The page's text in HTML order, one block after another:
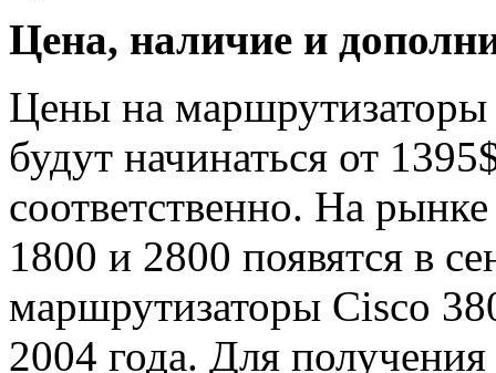
Цена, наличие и
Цены на
будут начинаться от
соответственно. На
1800 и 2800 появятся в
маршрутизаторы Cisco
2004 года. Для